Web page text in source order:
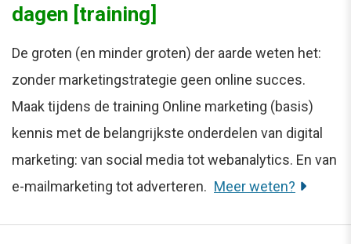
dagen [training]
De groten (en minder groten) der aarde weten het:
zonder marketingstrategie geen online succes.
Maak tijdens de training Online marketing (basis)
kennis met de belangrijkste onderdelen van digital
marketing: van social media tot webanalytics. En van
e-mailmarketing tot adverteren. Meer weten?